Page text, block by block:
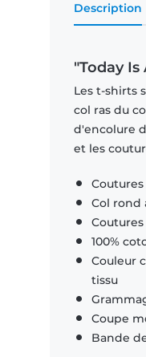
Description
"Today
Les t-shirts
col ras du
d'encolure
et les
Col rond
100%
Couleur
tissu
Coupe
Bande